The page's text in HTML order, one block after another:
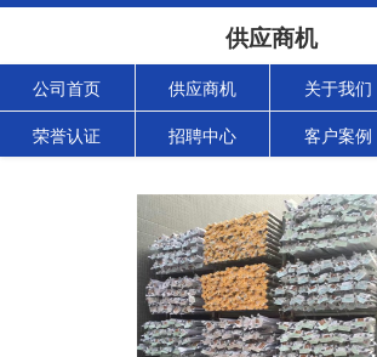
供应商机
公司首页 供应商机 关于我们
荣誉认证 招聘中心 客户案例